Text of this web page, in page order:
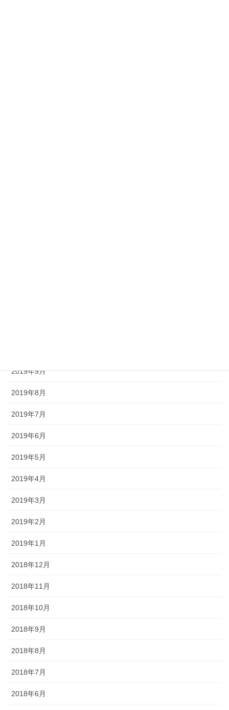
2019年9月
2019年8月
2019年7月
2019年6月
2019年5月
2019年4月
2019年3月
2019年2月
2019年1月
2018年12月
2018年11月
2018年10月
2018年9月
2018年8月
2018年7月
2018年6月